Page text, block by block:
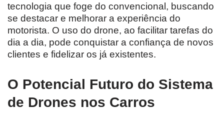
tecnologia que foge do convencional, buscando
se destacar e melhorar a experiência do
motorista. O uso do drone, ao facilitar tarefas do
dia a dia, pode conquistar a confiança de novos
clientes e fidelizar os já existentes.
O Potencial Futuro do Sistema
de Drones nos Carros